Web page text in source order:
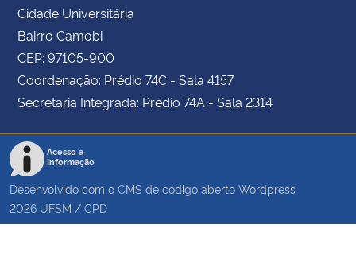
Cidade Universitária
Bairro Camobi
CEP: 97105-900
Coordenação: Prédio 74C - Sala 4157
Secretaria Integrada: Prédio 74A - Sala 2314
Acesso à
Informação
Desenvolvido com o CMS de código aberto Wordpress
2026 UFSM / CPD